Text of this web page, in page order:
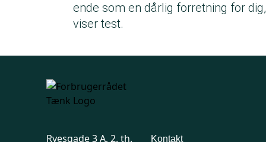
ende som en dårlig forretning for dig,
viser test.
Ryesgade 3 A, 2. th. Kontakt